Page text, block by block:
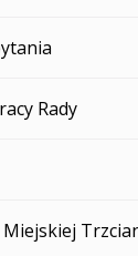
Rady